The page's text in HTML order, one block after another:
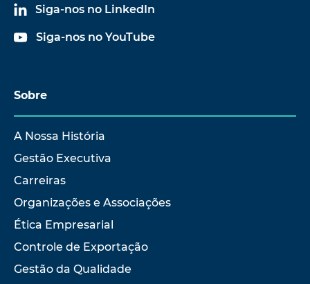
Siga-nos no LinkedIn
Siga-nos no YouTube
Sobre
A Nossa História
Gestão Executiva
Carreiras
Organizações e Associações
Ética Empresarial
Controle de Exportação
Gestão da Qualidade